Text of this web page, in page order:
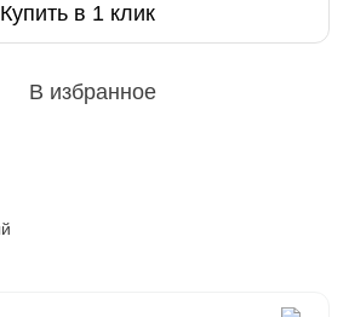
Купить в 1 клик
В избранное